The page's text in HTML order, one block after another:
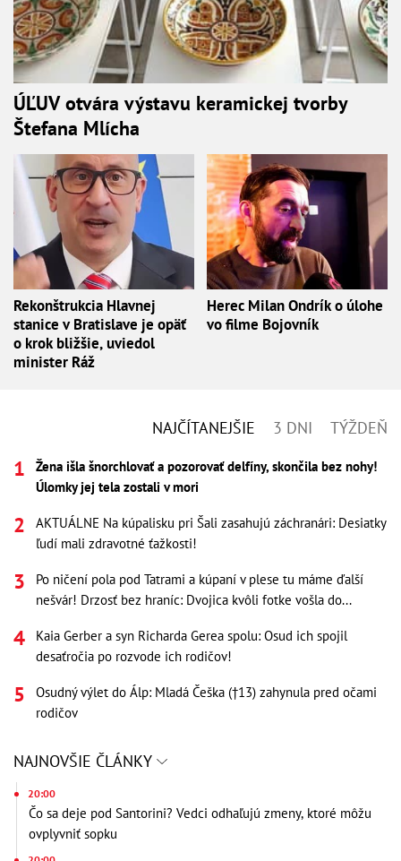
ÚĽUV otvára výstavu keramickej tvorby
Štefana Mlícha
Rekonštrukcia Hlavnej
stanice v Bratislave je opäť
o krok bližšie, uviedol
minister Ráž
Herec Milan Ondrík o úlohe
vo filme Bojovník
NAJČÍTANEJŠIE 3 DNI TÝŽDEŇ
Žena išla šnorchlovať a pozorovať delfíny, skončila bez nohy!
Úlomky jej tela zostali v mori
AKTUÁLNE Na kúpalisku pri Šali zasahujú záchranári: Desiatky
ľudí mali zdravotné ťažkosti!
Po ničení pola pod Tatrami a kúpaní v plese tu máme ďalší
nešvár! Drzosť bez hraníc: Dvojica kvôli fotke vošla do...
Kaia Gerber a syn Richarda Gerea spolu: Osud ich spojil
desaťročia po rozvode ich rodičov!
Osudný výlet do Álp: Mladá Češka (†13) zahynula pred očami
rodičov
NAJNOVŠIE ČLÁNKY
20:00
Čo sa deje pod Santorini? Vedci odhaľujú zmeny, ktoré môžu
ovplyvniť sopku